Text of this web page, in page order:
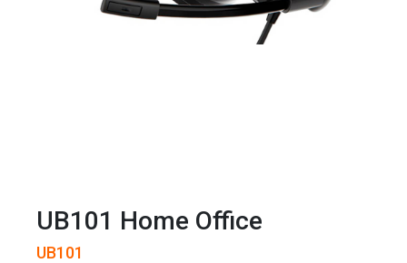
UB101 Home Office
UB101